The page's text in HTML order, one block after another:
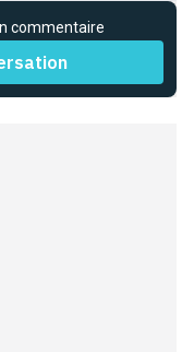
commentaire